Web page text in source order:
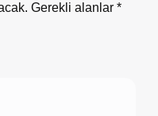
Gerekli alanlar *